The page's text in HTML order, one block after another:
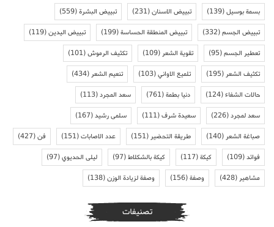
بسمة بوسيل(139) تبييض الاسنان(231) تبييض البشرة(559)
تبييض الجسم(332) تبييض المنطقة الحساسة(199) تبييض اليدين(119)
تعطير الجسم(95) تقوية الشعر(109) تكثيف الرموش(101)
تكثيف الشعر(195) تلميع الاواني(103) تنعيم الشعر(434)
حالات الشفاء(124) دنيا بطمة(761) سعد المجرد(113)
سعد لمجرد(226) سعيدة شرف(111) سلمى رشيد(167)
صباغة الشعر(140) طريقة التحضير(151) عدد الاصابات(151) فن(427)
فوائد(109) كيكة(117) كيكة بالشكلاط(97) ليلى الحديوي(97)
مشاهير(428) وصفة(156) وصفة لزيادة الوزن(138)
تصنيفات